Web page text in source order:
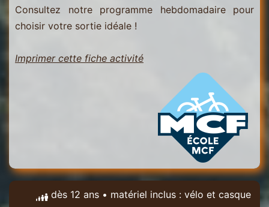
Consultez notre programme hebdomadaire pour
choisir votre sortie idéale !
Imprimer cette fiche activité
dès 12 ans • matériel inclus : vélo et casque